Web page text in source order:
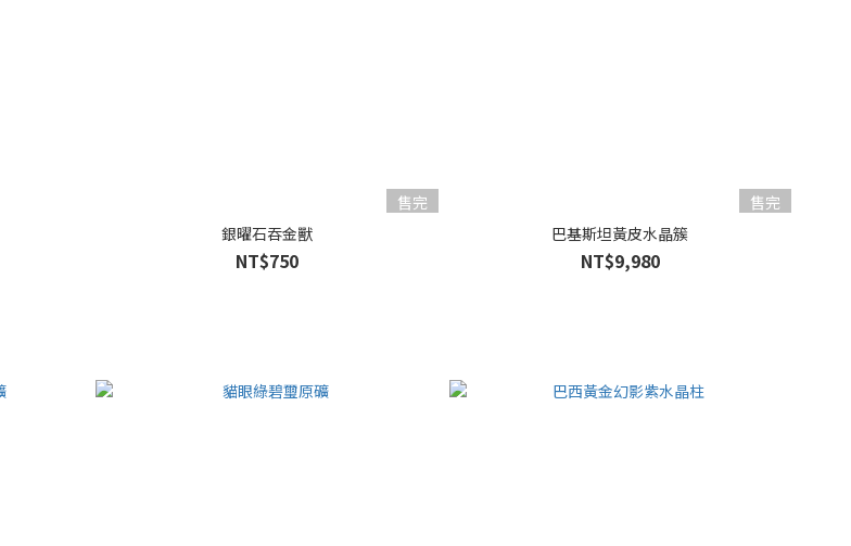
售完
銀曜石吞金獸
NT$750
售完
巴基斯坦黃皮水晶簇
NT$9,980